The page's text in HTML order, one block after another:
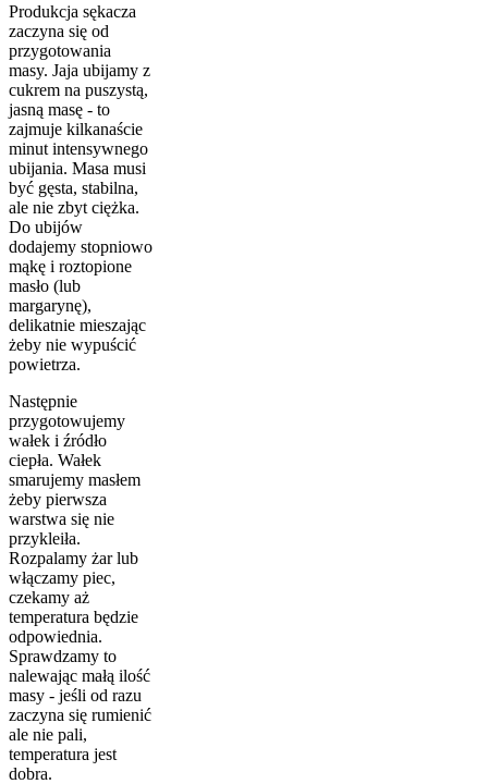
Produkcja sękacza
zaczyna się od
przygotowania
masy. Jaja ubijamy z
cukrem na puszystą,
jasną masę - to
zajmuje kilkanaście
minut intensywnego
ubijania. Masa musi
być gęsta, stabilna,
ale nie zbyt ciężka.
Do ubijów
dodajemy stopniowo
mąkę i roztopione
masło (lub
margarynę),
delikatnie mieszając
żeby nie wypuścić
powietrza.
Następnie
przygotowujemy
wałek i źródło
ciepła. Wałek
smarujemy masłem
żeby pierwsza
warstwa się nie
przykleiła.
Rozpalamy żar lub
włączamy piec,
czekamy aż
temperatura będzie
odpowiednia.
Sprawdzamy to
nalewając małą ilość
masy - jeśli od razu
zaczyna się rumienić
ale nie pali,
temperatura jest
dobra.